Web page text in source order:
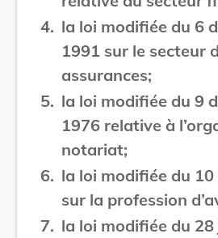
4. la loi modifiée du 6
1991 sur le secteur
assurances;
5. la loi modifiée du 9
1976 relative à
notariat;
6. la loi modifiée du
sur la profession
7. la loi modifiée du